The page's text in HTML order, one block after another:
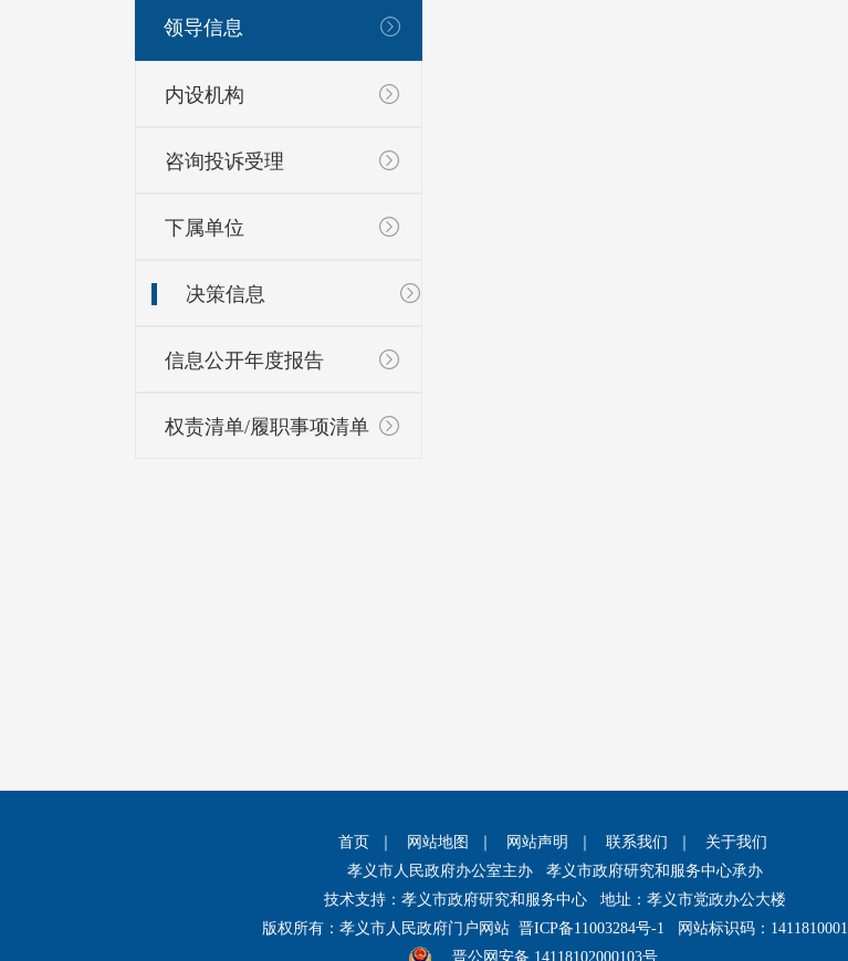
领导信息
内设机构
咨询投诉受理
下属单位
决策信息
信息公开年度报告
权责清单/履职事项清单
首页 网站地图 网站声明 联系我们
关于我们
孝义市人民政府办公室主办 孝义市政府研究和服务中心承办
技术支持：孝义市政府研究和服务中心 地址：孝义市党政办公大楼
版权所有：孝义市人民政府门户网站 晋ICP备11003284号-1 网站标识码：1411810001
晋公网安备 14118102000103号